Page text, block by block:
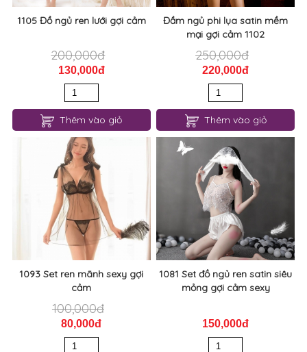
Thêm vào giỏ Thêm vào giỏ
1105 Đồ ngủ ren lưới gợi cảm
200,000đ
130,000đ
Thêm vào giỏ
Đầm ngủ phi lụa satin mềm
mại gợi cảm 1102
250,000đ
220,000đ
Thêm vào giỏ